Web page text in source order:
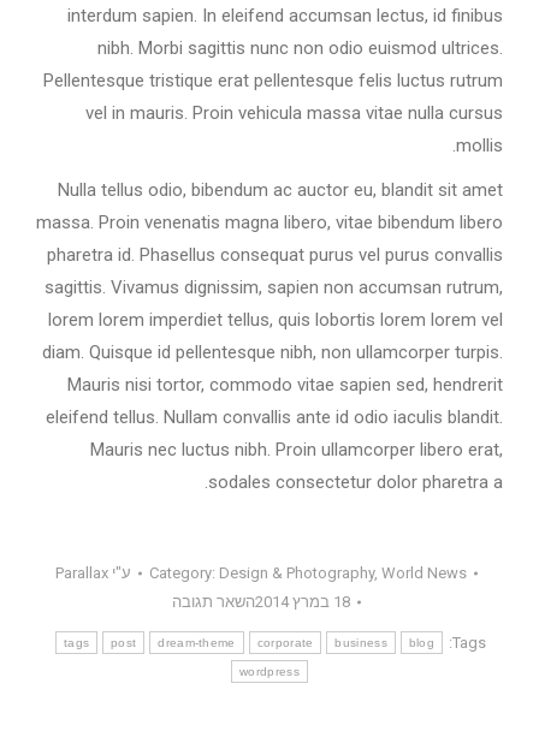
interdum sapien. In eleifend accumsan lectus, id finibus
nibh. Morbi sagittis nunc non odio euismod ultrices.
Pellentesque tristique erat pellentesque felis luctus rutrum
vel in mauris. Proin vehicula massa vitae nulla cursus
mollis.
Nulla tellus odio, bibendum ac auctor eu, blandit sit amet
massa. Proin venenatis magna libero, vitae bibendum libero
pharetra id. Phasellus consequat purus vel purus convallis
sagittis. Vivamus dignissim, sapien non accumsan rutrum,
lorem lorem imperdiet tellus, quis lobortis lorem lorem vel
diam. Quisque id pellentesque nibh, non ullamcorper turpis.
Mauris nisi tortor, commodo vitae sapien sed, hendrerit
eleifend tellus. Nullam convallis ante id odio iaculis blandit.
Mauris nec luctus nibh. Proin ullamcorper libero erat,
sodales consectetur dolor pharetra a.
Category: Design & Photography, World News ע"יParallax
18 במרץ 2014
השאר תגובה
Tags:
blog
business
corporate
dream-theme
post
tags
wordpress